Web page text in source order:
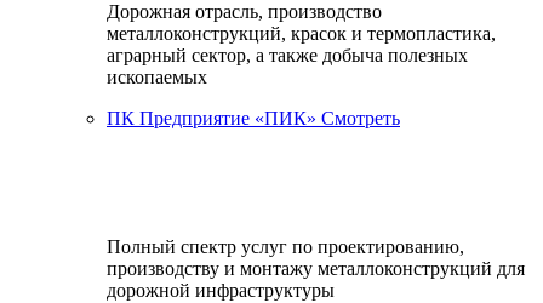
Дорожная отрасль, производство
металлоконструкций, красок и термопластика,
аграрный сектор, а также добыча полезных
ископаемых
ПК Предприятие «ПИК» Смотреть
Полный спектр услуг по проектированию,
производству и монтажу металлоконструкций для
дорожной инфраструктуры